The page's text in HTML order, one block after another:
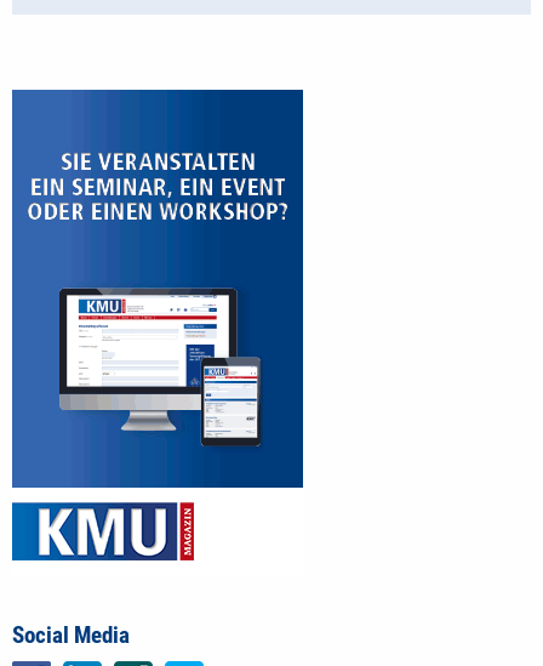
Social Media